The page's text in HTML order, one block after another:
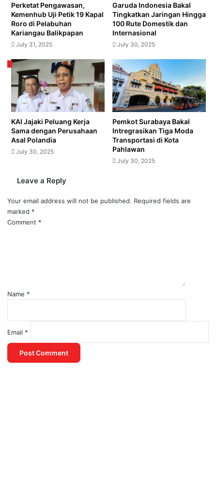
Perketat Pengawasan,
Kemenhub Uji Petik 19 Kapal
Roro di Pelabuhan
Kariangau Balikpapan
July 31, 2025
Garuda Indonesia Bakal
Tingkatkan Jaringan Hingga
100 Rute Domestik dan
Internasional
July 30, 2025
KAI Jajaki Peluang Kerja
Sama dengan Perusahaan
Asal Polandia
July 30, 2025
Pemkot Surabaya Bakal
Intregrasikan Tiga Moda
Transportasi di Kota
Pahlawan
July 30, 2025
Leave a Reply
Your email address will not be published. Required fields are
marked *
Comment *
Name *
Email *